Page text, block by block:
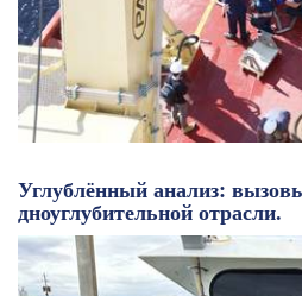
Углублённый анализ:
дноуглубительной отрасли.